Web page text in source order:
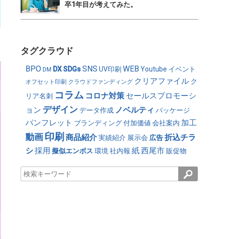
卒1年目が考えてみた。
タグクラウド
BPO DM DX SDGs SNS UV印刷 WEB Youtube イベント
オフセット印刷 クラウドファンディング クリアファイル ク
リア名刺 コラム コロナ対策 セールスプロモーシ
ョン デザイン データ作成 ノベルティ パッケージ
パンフレット ブランディング 付加価値 会社案内 加工
動画 印刷 商品紹介 実績紹介 展示会 広告 折込チラ
シ採用 擬似エンボス 環境 社内報 紙西尾市 販促物